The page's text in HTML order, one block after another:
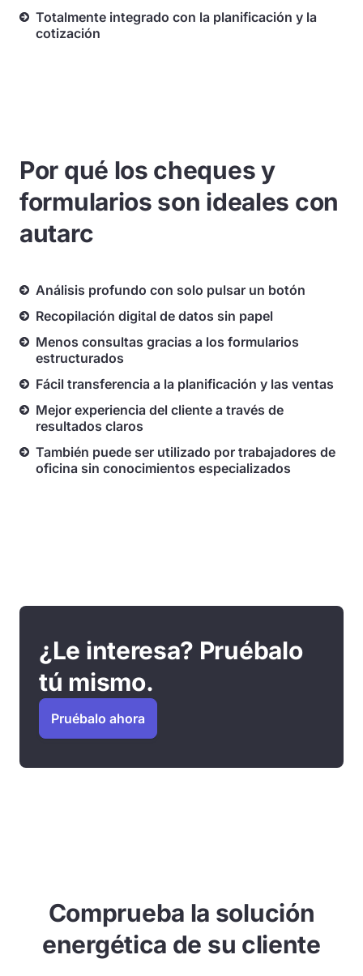
Totalmente integrado con la planificación y la
cotización
Por qué los cheques y
formularios son ideales con
autarc
Análisis profundo con solo pulsar un botón
Recopilación digital de datos sin papel
Menos consultas gracias a los formularios
estructurados
Fácil transferencia a la planificación y las ventas
Mejor experiencia del cliente a través de
resultados claros
También puede ser utilizado por trabajadores de
oficina sin conocimientos especializados
¿Le interesa? Pruébalo
tú mismo.
Pruébalo ahora
Comprueba la solución
energética de su cliente